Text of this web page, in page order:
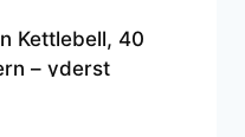
Kettlebell, 40
– yderst
træning, som